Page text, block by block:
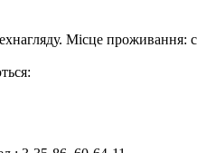
Місце проживання: